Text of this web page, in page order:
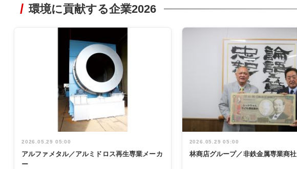
環境に貢献する企業2026
2026.05.29 05:00
アルファメタル／アルミドロス再生専業メーカ
ー
2026.05.29 05:00
林商店グループ／非鉄金属専業商社